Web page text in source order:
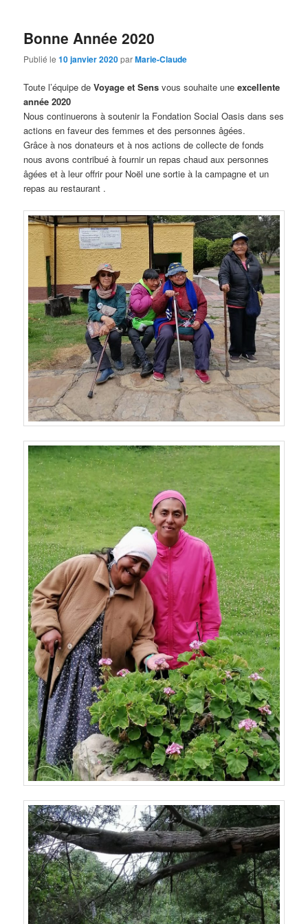
Bonne Année 2020
Publié le10 janvier 2020parMarie-Claude
Toute l’équipe deVoyage et Sens vous souhaite uneexcellente
année 2020
Nous continuerons à soutenir la Fondation Social Oasis dans ses
actions en faveur des femmes et des personnes âgées.
Grâce à nos donateurs et à nos actions de collecte de fonds
nous avons contribué à fournir un repas chaud aux personnes
âgées et à leur offrir pour Noël une sortie à la campagne et un
repas au restaurant .